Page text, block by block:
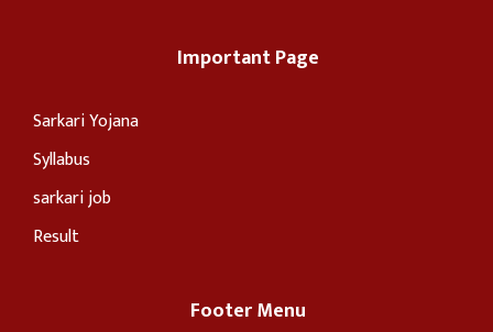
Important Page
Sarkari Yojana
Syllabus
sarkari job
Result
Footer Menu